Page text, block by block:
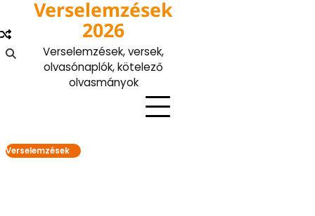
content
Verselemzések
2026
Verselemzések, versek,
olvasónaplók, kötelező
olvasmányok
Verselemzések